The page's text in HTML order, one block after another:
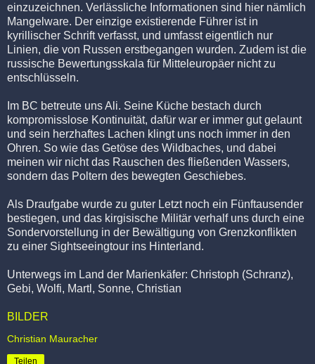
einzuzeichnen. Verlässliche Informationen sind hier nämlich
Mangelware. Der einzige existierende Führer ist in
kyrillischer Schrift verfasst, und umfasst eigentlich nur
Linien, die von Russen erstbegangen wurden. Zudem ist die
russische Bewertungsskala für Mitteleuropäer nicht zu
entschlüsseln.
Im BC betreute uns Ali. Seine Küche bestach durch
kompromisslose Kontinuität, dafür war er immer gut gelaunt
und sein herzhaftes Lachen klingt uns noch immer in den
Ohren. So wie das Getöse des Wildbaches, und dabei
meinen wir nicht das Rauschen des fließenden Wassers,
sondern das Poltern des bewegten Geschiebes.
Als Draufgabe wurde zu guter Letzt noch ein Fünftausender
bestiegen, und das kirgisische Militär verhalf uns durch eine
Sondervorstellung in der Bewältigung von Grenzkonflikten
zu einer Sightseeingtour ins Hinterland.
Unterwegs im Land der Marienkäfer: Christoph (Schranz),
Gebi, Wolfi, Martl, Sonne, Christian
BILDER
Christian Mauracher
Teilen